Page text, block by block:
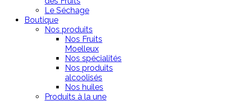
Le Séchage
Boutique
Nos produits
Nos Fruits
Moelleux
Nos spécialités
Nos produits
alcoolisés
Nos huiles
Produits à la une